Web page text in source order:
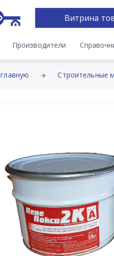
Витрина
Производители
Строительные